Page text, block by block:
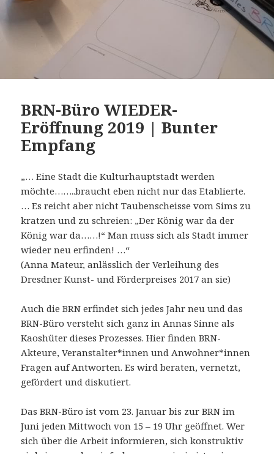
BRN-Büro WIEDER-
Eröffnung 2019 | Bunter
Empfang
„… Eine Stadt die Kulturhauptstadt werden
möchte……..braucht eben nicht nur das Etablierte.
… Es reicht aber nicht Taubenscheisse vom Sims zu
kratzen und zu schreien: „Der König war da der
König war da……!“ Man muss sich als Stadt immer
wieder neu erfinden! …“
(Anna Mateur, anlässlich der Verleihung des
Dresdner Kunst- und Förderpreises 2017 an sie)
Auch die BRN erfindet sich jedes Jahr neu und das
BRN-Büro versteht sich ganz in Annas Sinne als
Kaoshüter dieses Prozesses. Hier finden BRN-
Akteure, Veranstalter*innen und Anwohner*innen
Fragen auf Antworten. Es wird beraten, vernetzt,
gefördert und diskutiert.
Das BRN-Büro ist vom 23. Januar bis zur BRN im
Juni jeden Mittwoch von 15 – 19 Uhr geöffnet. Wer
sich über die Arbeit informieren, sich konstruktiv